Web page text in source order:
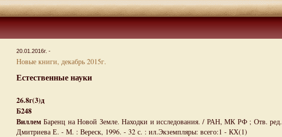
20.01.2016г. -
Новые книги, декабрь 2015г.
Естественные науки
26.8г(3)д
Б248
Виллем Баренц на Новой Земле. Находки и исследования. / РАН, МК РФ ; Отв. ред.
Дмитриева Е. - М. : Вереск, 1996. - 32 с. : ил.Экземпляры: всего:1 - КХ(1)